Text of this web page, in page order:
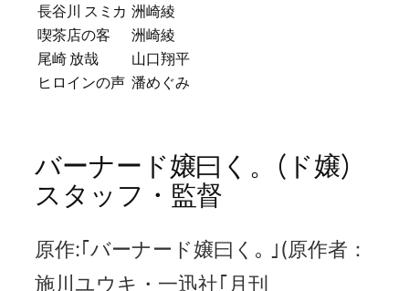
長谷川 スミカ 洲崎綾
喫茶店の客
洲崎綾
尾崎 放哉
山口翔平
ヒロインの声 潘めぐみ
バーナード嬢曰く。(ド嬢)
スタッフ・監督
原作:｢バーナード嬢曰く｡ ｣(原作者：
施川ユウキ・一迅社｢月刊